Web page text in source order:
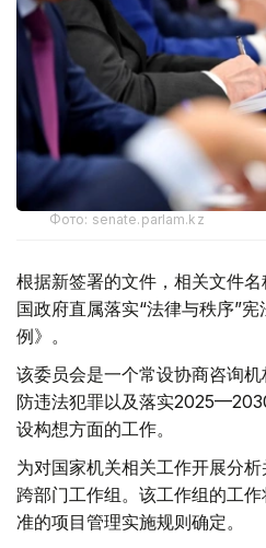
Фото: senate.parlam.kz
根据新签署的文件，相关文件
国政府直属落实“法律与秩序”
例》。
该委员会是一个常设协商咨询
防违法犯罪以及落实
设构想方面的工作。
为对国家机关相关工作开展分
跨部门工作组。该工作组的工
准的项目管理实施规则确定。